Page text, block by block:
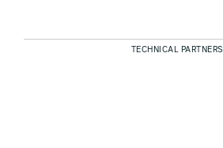
TECHNICAL PARTNERS